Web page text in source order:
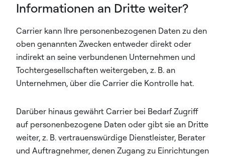
Informationen an Dritte weiter?
Carrier kann Ihre personenbezogenen Daten zu den
oben genannten Zwecken entweder direkt oder
indirekt an seine verbundenen Unternehmen und
Tochtergesellschaften weitergeben, z. B. an
Unternehmen, über die Carrier die Kontrolle hat.
Darüber hinaus gewährt Carrier bei Bedarf Zugriff
auf personenbezogene Daten oder gibt sie an Dritte
weiter, z. B. vertrauenswürdige Dienstleister, Berater
und Auftragnehmer, denen Zugang zu Einrichtungen